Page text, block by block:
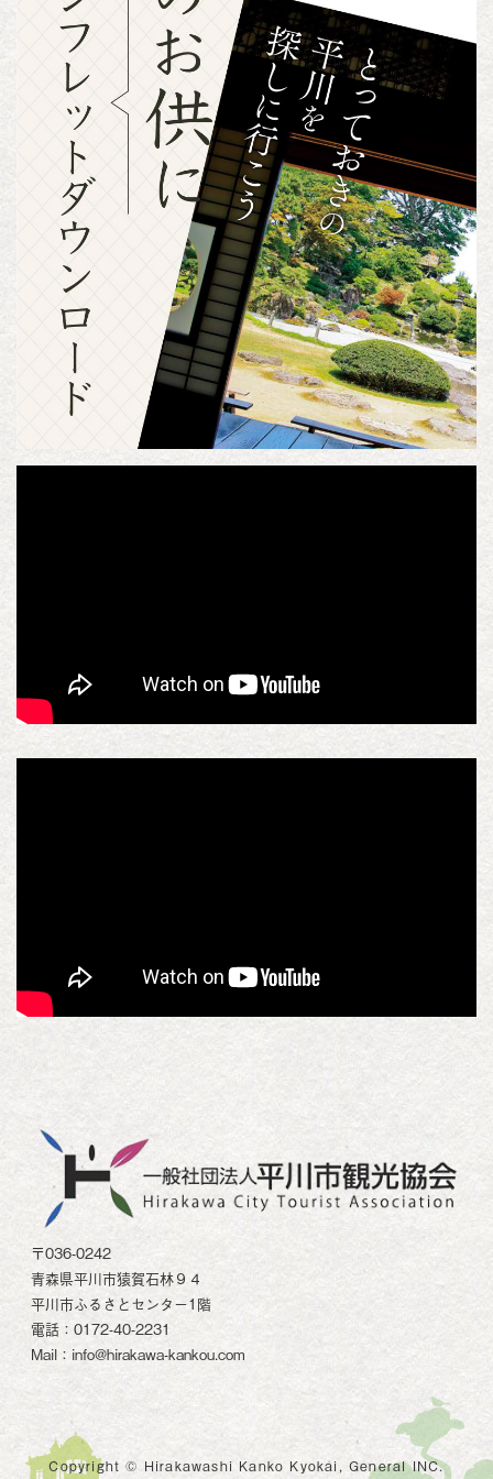
〒036-0242
青森県平川市猿賀石林９４
平川市ふるさとセンター1階
電話：0172-40-2231
Mail：info@hirakawa-kankou.com
Copyright © Hirakawashi Kanko Kyokai, General INC.